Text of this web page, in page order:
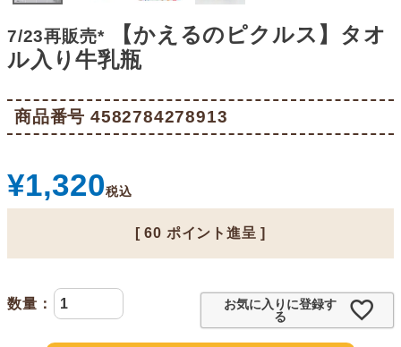
7/23再販売*
【かえるのピクルス】タオ
ル入り牛乳瓶
商品番号 4582784278913
¥1,320税込
[ 60 ポイント進呈 ]
お気に入りに登録す
る